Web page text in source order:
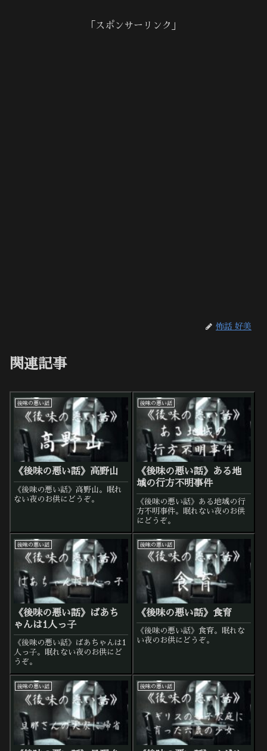
「スポンサーリンク」
怖話 好美
関連記事
後味の悪い話
《後味の悪い話》高野山
《後味の悪い話》高野山。眠れ
ない夜のお供にどうぞ。
後味の悪い話
《後味の悪い話》ある地
域の行方不明事件
《後味の悪い話》ある地域の行
方不明事件。眠れない夜のお供
にどうぞ。
後味の悪い話
《後味の悪い話》ばあち
ゃんは1人っ子
《後味の悪い話》ばあちゃんは1
人っ子。眠れない夜のお供にど
うぞ。
後味の悪い話
《後味の悪い話》食育
《後味の悪い話》食育。眠れな
い夜のお供にどうぞ。
後味の悪い話 後味の悪い話